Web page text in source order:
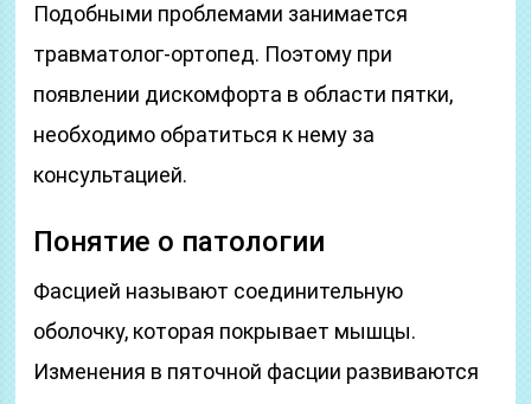
Подобными проблемами занимается
травматолог-ортопед. Поэтому при
появлении дискомфорта в области пятки,
необходимо обратиться к нему за
консультацией.
Понятие о патологии
Фасцией называют соединительную
оболочку, которая покрывает мышцы.
Изменения в пяточной фасции развиваются